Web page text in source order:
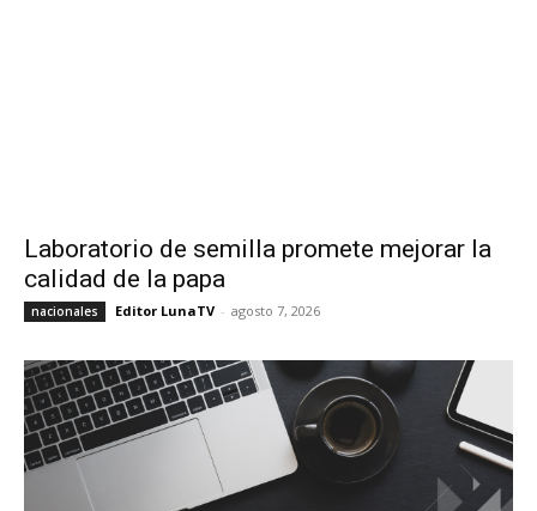
Laboratorio de semilla promete mejorar la
calidad de la papa
nacionales Editor LunaTV - agosto 7, 2026